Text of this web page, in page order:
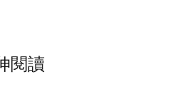
閱讀